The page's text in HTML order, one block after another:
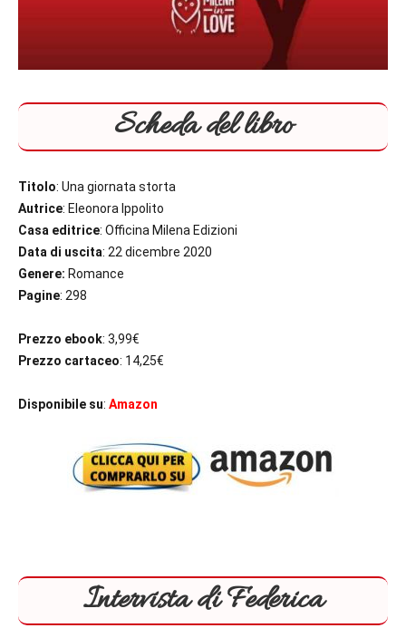
Scheda del libro
Titolo: Una giornata storta
Autrice: Eleonora Ippolito
Casa editrice: Officina Milena Edizioni
Data di uscita: 22 dicembre 2020
Genere: Romance
Pagine: 298
Prezzo ebook: 3,99€
Prezzo cartaceo: 14,25€
Disponibile su: Amazon
Intervista di Federica